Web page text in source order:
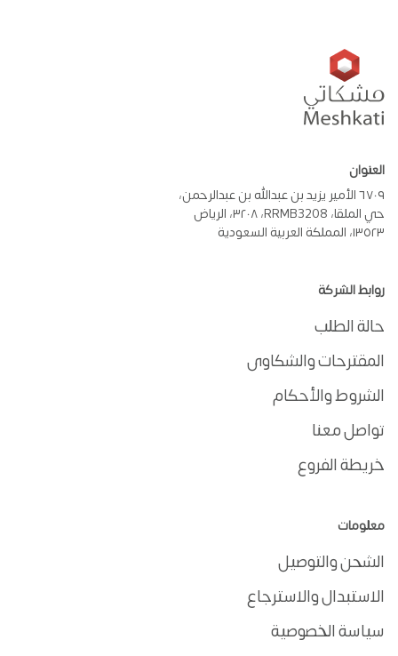
العنوان
٦٧٠٩ الأمير يزيد بن عبدالله بن عبدالرحمن،
حي الملقا، RRMB3208، ٣٢٠٨، الرياض
١٣٥٢٣، المملكة العربية السعودية
روابط الشركة
حالة الطلب
المقترحات والشكاوى
الشروط والأحكام
تواصل معنا
خريطة الفروع
معلومات
الشحن والتوصيل
الاستبدال والاسترجاع
سياسة الخصوصية